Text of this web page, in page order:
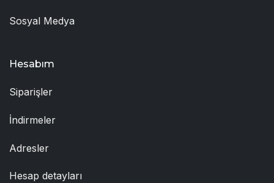
Sosyal Medya
Hesabım
Siparişler
İndirmeler
Adresler
Hesap detayları